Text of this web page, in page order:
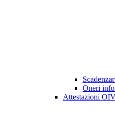
Oneri
Attestazioni